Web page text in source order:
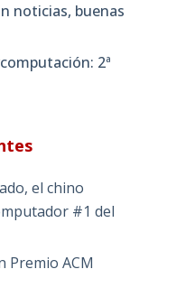
noticias, buenas
2ª
el chino
#1 del
Premio ACM